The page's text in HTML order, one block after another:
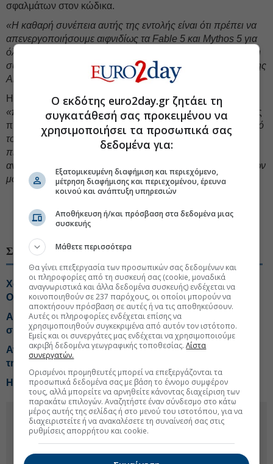
σφαλμάτων στον κώδικα.
«Η καθαρή συνέπεια αυτής της εντολής είναι ότι πρέπει να
απενεργοποιήσουμε αιφνιδίως τα Fable 5 και Mythos 5 για
όλους τους πελάτες μας, προκειμένου να διασφαλίσουμε τη
συμμόρφωση. Η πρόσβαση σε όλα τα υπόλοιπα μοντέλα της
Anthropic δεν θα επηρεαστεί», ανέφερε η εταιρεία.
Η Anthropic δήλωσε ότι πιστεύει πως υπάρχει μια
«παρεξήγηση»και ότι εργάζεται για την αποκατάσταση της
πρόσβασης στα μοντέλα το συντομότερο δυνατό.
«Εάν αυτό
το πρότυπο εφαρμοζόταν σε ολόκληρο τον κλάδο,
πιστεύουμε ότι ουσιαστικά θα σταματούσε κάθε νέα
ανάπτυξη μοντέλων από όλους τους παρόχους προηγμένων
μοντέλων τεχνητής νοημοσύνης», ανέφερε η εταιρεία.
#Τεχνητή Νοημοσύνη
ΣΧΕΤΙΚΑ ΘΕΜΑΤΑ
Χακάρουν... αυτοβούλως μοντέλα ΑΙ των Anthropic και
OpenAI
Anthropic: Τα μοντέλα AI παραβίασαν κατά λάθος
συστήματα τριών Οργανισμών
Ανατροπή στη DeepMind: Ο Ντέμις Χασάμπις αφήνει
τη θέση του CEO
Η AMD επενδύει έως και $5 δισ. στην Anthropic
Ο εκδότης euro2day.gr ζητάει τη
συγκατάθεσή σας προκειμένου να
χρησιμοποιήσει τα προσωπικά σας
δεδομένα για:
Εξατομικευμένη διαφήμιση και περιεχόμενο,
μέτρηση διαφήμισης και περιεχομένου, έρευνα
κοινού και ανάπτυξη υπηρεσιών
Αποθήκευση ή/και πρόσβαση στα δεδομένα μιας
συσκευής
Μάθετε περισσότερα
Θα γίνει επεξεργασία των προσωπικών σας δεδομένων και
οι πληροφορίες από τη συσκευή σας (cookie, μοναδικά
αναγνωριστικά και άλλα δεδομένα συσκευής) ενδέχεται να
κοινοποιηθούν σε 237 παρόχους, οι οποίοι μπορούν να
αποκτήσουν πρόσβαση σε αυτές ή να τις αποθηκεύσουν.
Αυτές οι πληροφορίες ενδέχεται επίσης να
χρησιμοποιηθούν συγκεκριμένα από αυτόν τον ιστότοπο.
Εμείς και οι συνεργάτες μας ενδέχεται να χρησιμοποιούμε
ακριβή δεδομένα γεωγραφικής τοποθεσίας.Λίστα
συνεργατών.
Ορισμένοι προμηθευτές μπορεί να επεξεργάζονται τα
προσωπικά δεδομένα σας με βάση το έννομο συμφέρον
τους, αλλά μπορείτε να αρνηθείτε κάνοντας διαχείριση των
παρακάτω επιλογών. Αναζητήστε έναν σύνδεσμο στο κάτω
μέρος αυτής της σελίδας ή στο μενού του ιστοτόπου, για να
διαχειριστείτε ή να ανακαλέσετε τη συναίνεσή σας στις
ρυθμίσεις απορρήτου και cookie.